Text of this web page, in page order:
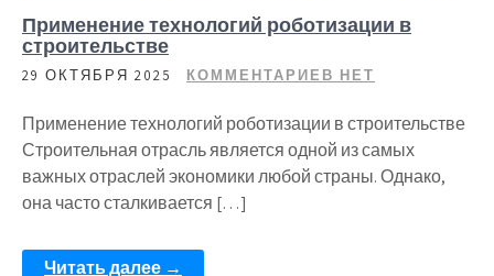
Применение технологий роботизации в
строительстве
29 ОКТЯБРЯ 2025 КОММЕНТАРИЕВ НЕТ
Применение технологий роботизации в строительстве
Строительная отрасль является одной из самых
важных отраслей экономики любой страны. Однако,
она часто сталкивается […]
Читать далее →